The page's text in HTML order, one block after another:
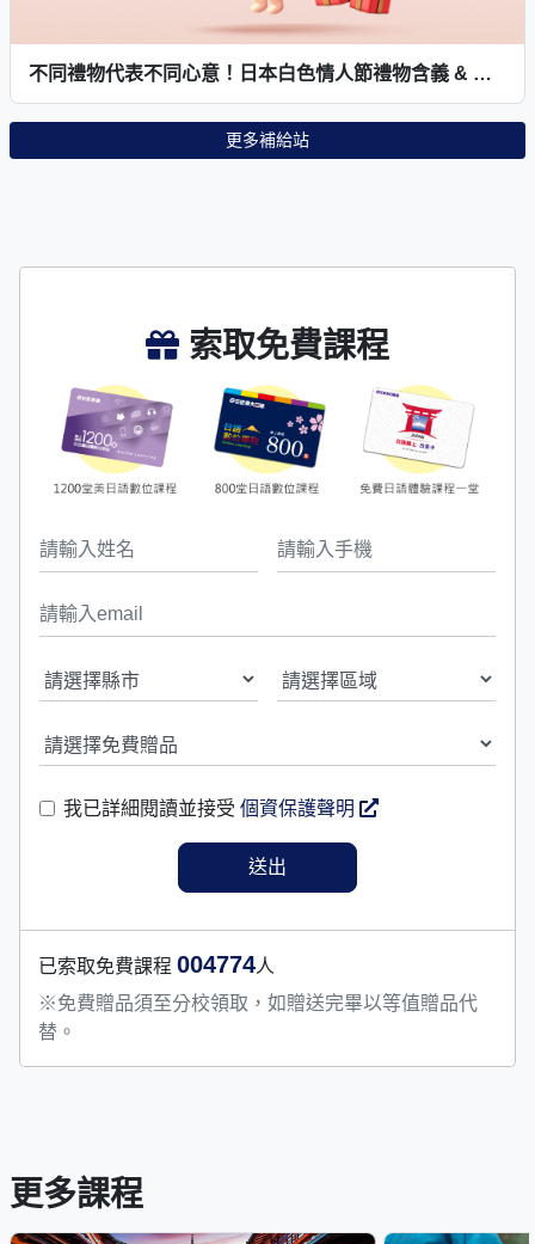
不同禮物代表不同心意！日本白色情人節禮物含義 & 如何回應
更多補給站
索取免費課程
我已詳細閱讀並接受 個資保護聲明
已索取免費課程 004774人
※免費贈品須至分校領取，如贈送完畢以等值贈品代
替。
更多課程